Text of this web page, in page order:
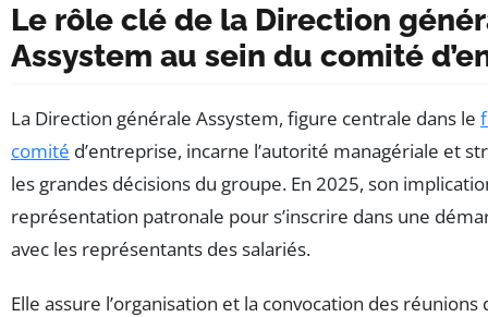
Le rôle clé de la Direction
Assystem au sein du comité
La Direction générale Assystem, figure centrale dans le
comité d’entreprise, incarne l’autorité managériale et
les grandes décisions du groupe. En 2025, son
représentation patronale pour s’inscrire dans une
avec les représentants des salariés.
Elle assure l’organisation et la convocation des